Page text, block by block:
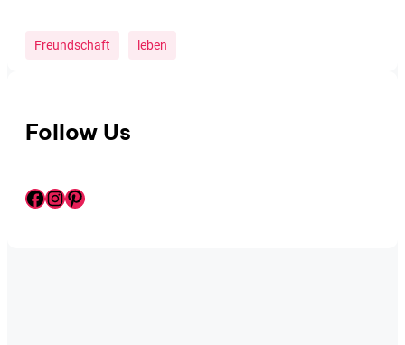
Freundschaft Leben
Follow Us
Facebook InstagramPinterest